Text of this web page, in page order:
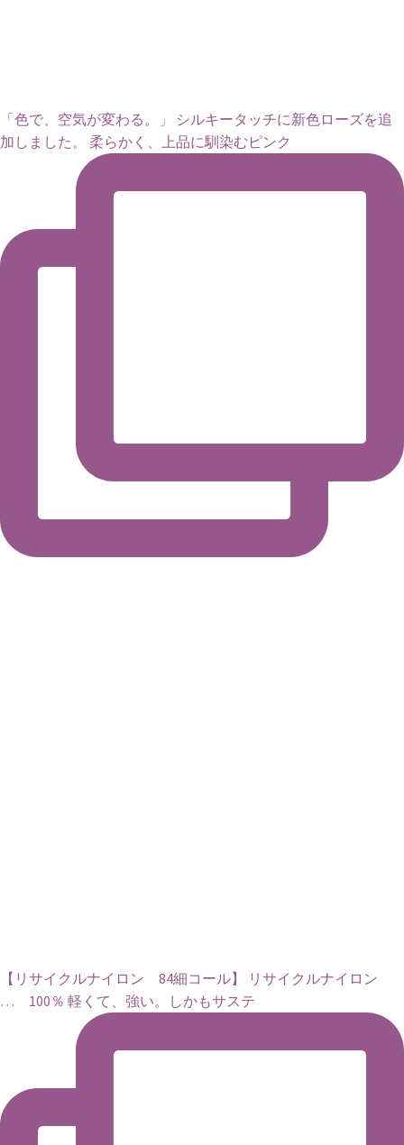
「色で、空気が変わる。」 シルキータッチに新色ローズを追
加しました。 柔らかく、上品に馴染むピンク
【リサイクルナイロン 84細コール】 リサイクルナイロン
… 100％ 軽くて、強い。しかもサステ